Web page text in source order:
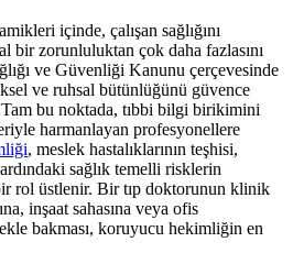
içinde, çalışan sağlığını
bir zorunluluktan çok daha fazlasını
ve Güvenliği Kanunu çerçevesinde
ve ruhsal bütünlüğünü güvence
bu noktada, tıbbi bilgi birikimini
harmanlayan profesyonellere
, meslek hastalıklarının teşhisi,
sağlık temelli risklerin
rol üstlenir. Bir tıp doktorunun klinik
inşaat sahasına veya ofis
bakması, koruyucu hekimliğin en